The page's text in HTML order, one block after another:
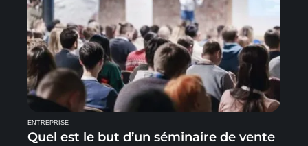
ENTREPRISE
Quel est le but d’un séminaire de vente